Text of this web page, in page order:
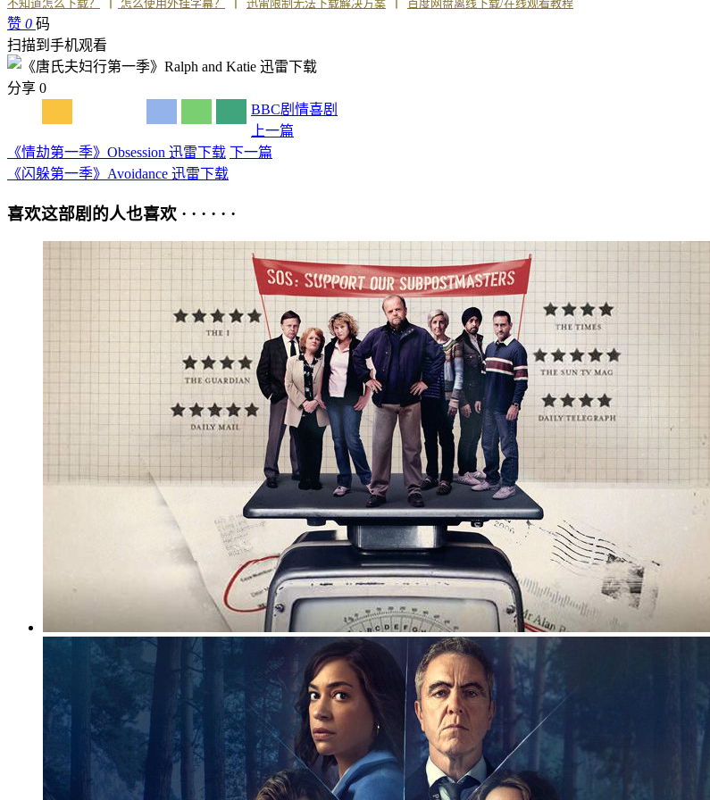
不知道怎么下载？ 怎么使用外挂字幕？ 迅雷限制无法下载解决方案 百度网盘离线下载/在线观看教程
赞 0 码
扫描到手机观看
分享 0
BBC剧情喜剧
上一篇
《情劫第一季》Obsession 迅雷下载 下一篇
《闪躲第一季》Avoidance 迅雷下载
喜欢这部剧的人也喜欢 · · · · · ·